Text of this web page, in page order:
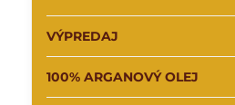
VÝPREDAJ
100% ARGANOVÝ OLEJ